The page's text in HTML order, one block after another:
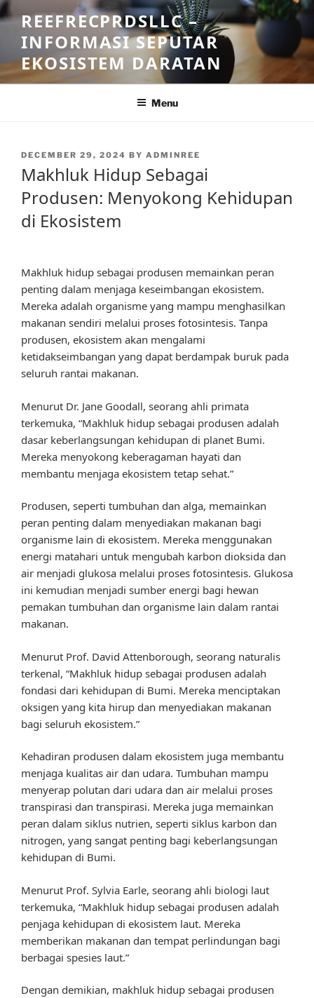
Skip
to
content
REEFRECPRDSLLC –
INFORMASI SEPUTAR
EKOSISTEM DARATAN
Menu
POSTED
DECEMBER 29, 2024 BY ADMINREE
Makhluk Hidup Sebagai
Produsen: Menyokong Kehidupan
di Ekosistem
Makhluk hidup sebagai produsen memainkan peran
penting dalam menjaga keseimbangan ekosistem.
Mereka adalah organisme yang mampu menghasilkan
makanan sendiri melalui proses fotosintesis. Tanpa
produsen, ekosistem akan mengalami
ketidakseimbangan yang dapat berdampak buruk pada
seluruh rantai makanan.
Menurut Dr. Jane Goodall, seorang ahli primata
terkemuka, “Makhluk hidup sebagai produsen adalah
dasar keberlangsungan kehidupan di planet Bumi.
Mereka menyokong keberagaman hayati dan
membantu menjaga ekosistem tetap sehat.”
Produsen, seperti tumbuhan dan alga, memainkan
peran penting dalam menyediakan makanan bagi
organisme lain di ekosistem. Mereka menggunakan
energi matahari untuk mengubah karbon dioksida dan
air menjadi glukosa melalui proses fotosintesis. Glukosa
ini kemudian menjadi sumber energi bagi hewan
pemakan tumbuhan dan organisme lain dalam rantai
makanan.
Menurut Prof. David Attenborough, seorang naturalis
terkenal, “Makhluk hidup sebagai produsen adalah
fondasi dari kehidupan di Bumi. Mereka menciptakan
oksigen yang kita hirup dan menyediakan makanan
bagi seluruh ekosistem.”
Kehadiran produsen dalam ekosistem juga membantu
menjaga kualitas air dan udara. Tumbuhan mampu
menyerap polutan dari udara dan air melalui proses
transpirasi dan transpirasi. Mereka juga memainkan
peran dalam siklus nutrien, seperti siklus karbon dan
nitrogen, yang sangat penting bagi keberlangsungan
kehidupan di Bumi.
Menurut Prof. Sylvia Earle, seorang ahli biologi laut
terkemuka, “Makhluk hidup sebagai produsen adalah
penjaga kehidupan di ekosistem laut. Mereka
memberikan makanan dan tempat perlindungan bagi
berbagai spesies laut.”
Dengan demikian, makhluk hidup sebagai produsen